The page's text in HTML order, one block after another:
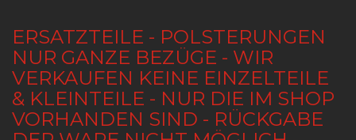
ERSATZTEILE - POLSTERUNGEN
NUR GANZE BEZÜGE - WIR
VERKAUFEN KEINE EINZELTEILE
& KLEINTEILE - NUR DIE IM SHOP
VORHANDEN SIND - RÜCKGABE